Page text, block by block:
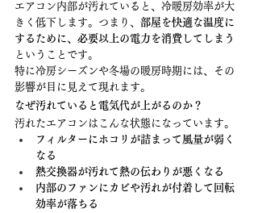
エアコン内部が汚れていると、冷暖房効率が大
きく低下します。つまり、 部屋を快適な温度に
するために、必要以上の電力を消費してしまう
ということです。
特に冷房シーズンや冬場の暖房時期には、その
影響が目に見えて現れます。
なぜ汚れていると電気代が上がるのか？
汚れたエアコンはこんな状態になっています。
フィルターにホコリが詰まって風量が弱く
なる
熱交換器が汚れて熱の伝わりが悪くなる
内部のファンにカビや汚れが付着して回転
効率が落ちる